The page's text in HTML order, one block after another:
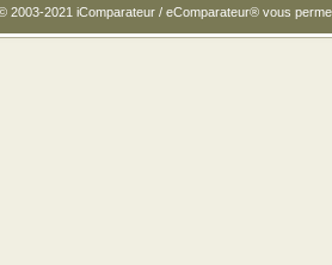
2003-2021 iComparateur / eComparateur® vous